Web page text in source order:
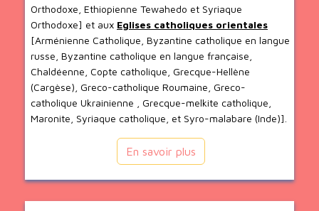
Orthodoxe, Ethiopienne Tewahedo et Syriaque
Orthodoxe] et aux Eglises catholiques orientales
[Arménienne Catholique, Byzantine catholique en langue
russe, Byzantine catholique en langue française,
Chaldéenne, Copte catholique, Grecque-Hellène
(Cargèse), Greco-catholique Roumaine, Greco-
catholique Ukrainienne , Grecque-melkite catholique,
Maronite, Syriaque catholique, et Syro-malabare (Inde)].
En savoir plus